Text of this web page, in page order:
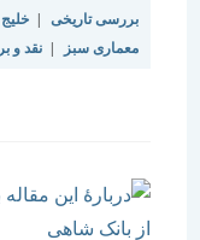
بررسی تاریخی | خلیج فارس
معماری سبز | نقد و بررسی |